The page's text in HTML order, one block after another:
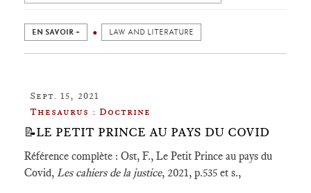
EN SAVOIR + LAW AND LITERATURE
Sept. 15, 2021
Thesaurus : Doctrine
📝LE PETIT PRINCE AU PAYS DU COVID
Référence complète : Ost, F., Le Petit Prince au pays du
Covid, Les cahiers de la justice, 2021, p.535 et s.,